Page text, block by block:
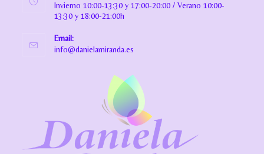
Invierno 10:00-13:30 y 17:00-20:00 / Verano 10:00-
13:30 y 18:00-21:00h
Email:
info@danielamiranda.es